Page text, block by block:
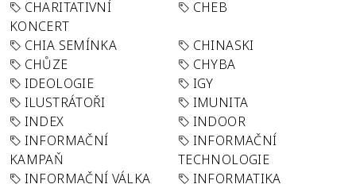
CHARITATIVNÍ
KONCERT
CHEB
CHIA SEMÍNKA
CHINASKI
CHŮZE
CHYBA
IDEOLOGIE
IGY
ILUSTRÁTOŘI
IMUNITA
INDEX
INDOOR
INFORMAČNÍ
KAMPAŇ
INFORMAČNÍ
TECHNOLOGIE
INFORMAČNÍ VÁLKA
INFORMATIKA